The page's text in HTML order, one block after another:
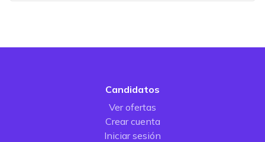
Candidatos
Ver ofertas
Crear cuenta
Iniciar sesión